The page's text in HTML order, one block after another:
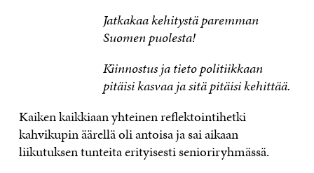
Jatkakaa kehitystä paremman
Suomen puolesta!
Kiinnostus ja tieto politiikkaan
pitäisi kasvaa ja sitä pitäisi kehittää.
Kaiken kaikkiaan yhteinen reflektointihetki
kahvikupin äärellä oli antoisa ja sai aikaan
liikutuksen tunteita erityisesti senioriryhmässä.